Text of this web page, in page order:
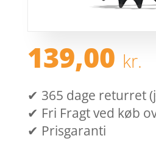
139,00 kr.
✔ 365 dage returret
✔ Fri Fragt ved køb
✔ Prisgaranti